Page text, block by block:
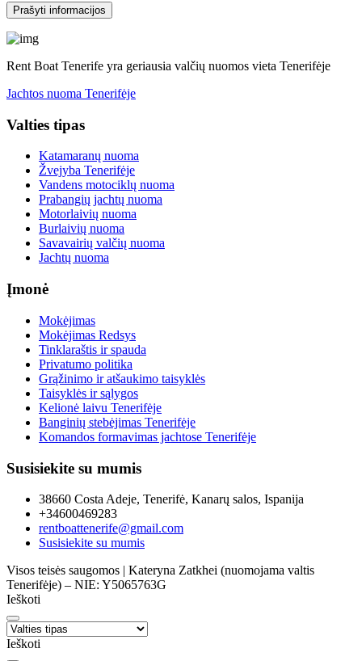
Prašyti informacijos
Rent Boat Tenerife yra geriausia valčių nuomos vieta Tenerifėje
Jachtos nuoma Tenerifėje
Valties tipas
Katamaranų nuoma
Žvejyba Tenerifėje
Vandens motociklų nuoma
Prabangių jachtų nuoma
Motorlaivių nuoma
Burlaivių nuoma
Savavairių valčių nuoma
Jachtų nuoma
Įmonė
Mokėjimas
Mokėjimas Redsys
Tinklaraštis ir spauda
Privatumo politika
Grąžinimo ir atšaukimo taisyklės
Taisyklės ir sąlygos
Kelionė laivu Tenerifėje
Banginių stebėjimas Tenerifėje
Komandos formavimas jachtose Tenerifėje
Susisiekite su mumis
38660 Costa Adeje, Tenerifė, Kanarų salos, Ispanija
+34600469283
rentboattenerife@gmail.com
Susisiekite su mumis
Visos teisės saugomos | Kateryna Zatkhei (nuomojama valtis
Tenerifėje) – NIE: Y5065763G
Ieškoti
Ieškoti